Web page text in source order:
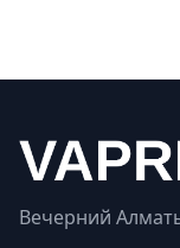
Вечерний